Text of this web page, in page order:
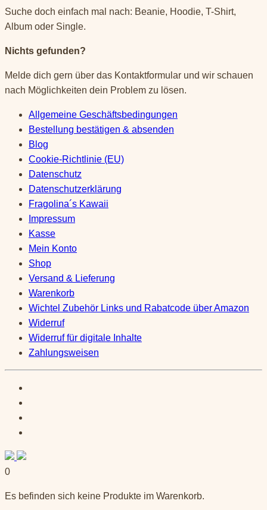
Suche doch einfach mal nach: Beanie, Hoodie, T-Shirt,
Album oder Single.
Nichts gefunden?
Melde dich gern über das Kontaktformular und wir schauen
nach Möglichkeiten dein Problem zu lösen.
Allgemeine Geschäftsbedingungen
Bestellung bestätigen & absenden
Blog
Cookie-Richtlinie (EU)
Datenschutz
Datenschutzerklärung
Fragolina´s Kawaii
Impressum
Kasse
Mein Konto
Shop
Versand & Lieferung
Warenkorb
Wichtel Zubehör Links und Rabatcode über Amazon
Widerruf
Widerruf für digitale Inhalte
Zahlungsweisen
0
Es befinden sich keine Produkte im Warenkorb.